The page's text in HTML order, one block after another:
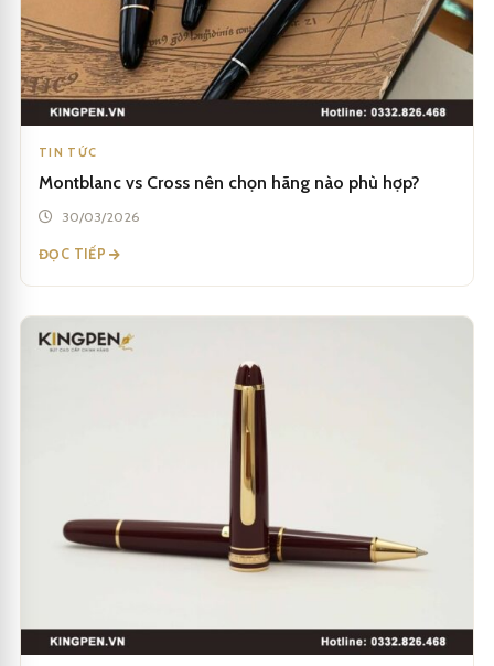
TIN TỨC
Montblanc vs Cross nên chọn hãng nào phù hợp?
30/03/2026
ĐỌC TIẾP